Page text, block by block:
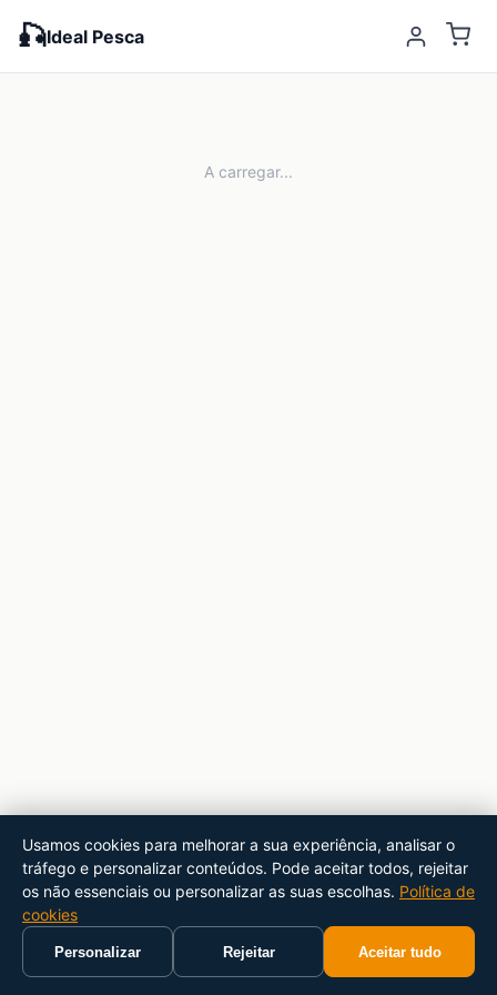
🎣Ideal Pesca
A carregar...
Usamos cookies para melhorar a sua experiência, analisar o
tráfego e personalizar conteúdos. Pode aceitar todos, rejeitar
os não essenciais ou personalizar as suas escolhas. Política de
cookies
Personalizar Rejeitar Aceitar tudo